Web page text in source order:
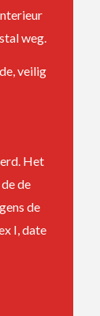
weg.
veilig
Het
de
de
I, date